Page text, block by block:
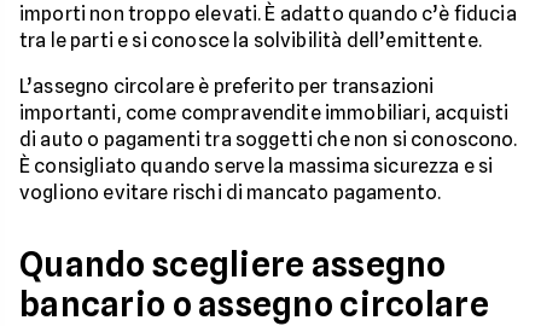
importi non troppo elevati. È adatto quando c’è fiducia
tra le parti e si conosce la solvibilità dell’emittente.
L’assegno circolare è preferito per transazioni
importanti, come compravendite immobiliari, acquisti
di auto o pagamenti tra soggetti che non si conoscono.
È consigliato quando serve la massima sicurezza e si
vogliono evitare rischi di mancato pagamento.
Quando scegliere assegno
bancario o assegno circolare